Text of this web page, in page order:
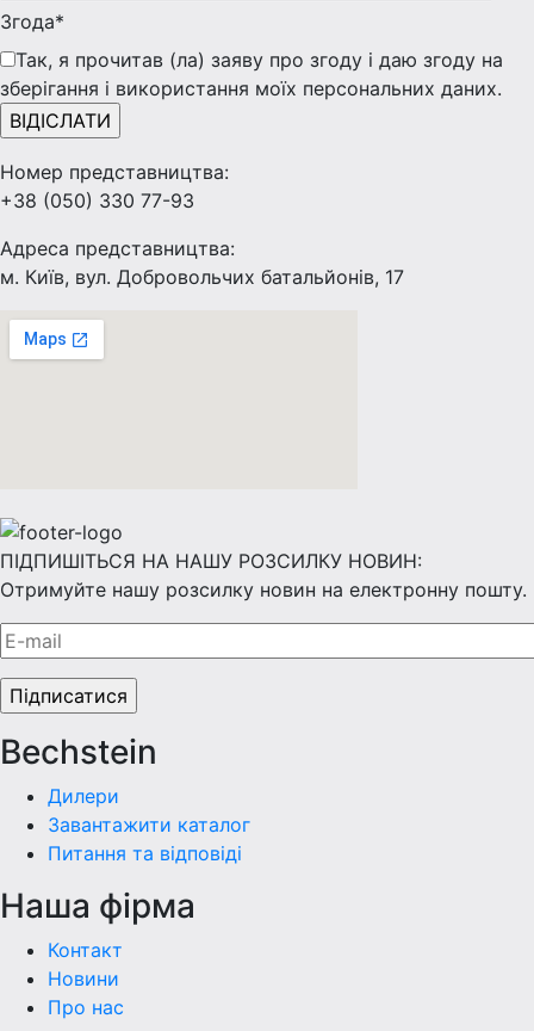
Згода*
Так, я прочитав (ла) заяву про згоду і даю згоду на
зберігання і використання моїх персональних даних.
Номер представництва:
+38 (050) 330 77-93
Адреса представництва:
м. Київ, вул. Добровольчих батальйонів, 17
ПІДПИШІТЬСЯ НА НАШУ РОЗСИЛКУ НОВИН:
Отримуйте нашу розсилку новин на електронну пошту.
Bechstein
Дилери
Завантажити каталог
Питання та відповіді
Наша фiрма
Контакт
Новини
Про нас